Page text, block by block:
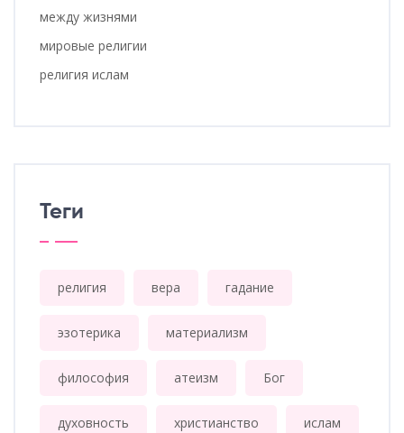
между жизнями
мировые религии
религия ислам
Теги
религия вера гадание
эзотерика материализм
философия атеизм Бог
духовность христианство ислам